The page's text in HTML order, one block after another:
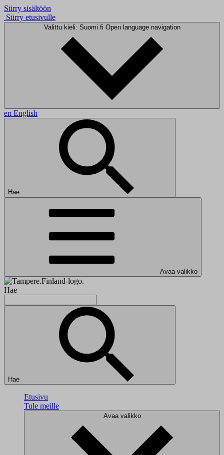
Siirry sisältöön
Siirry etusivulle
Valittu kieli: Suomi fi Open language navigation
en English
Hae
Avaa valikko
Hae
Hae
Etusivu
Tule meille
Avaa valikko